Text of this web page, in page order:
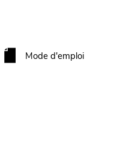
Mode d'emploi